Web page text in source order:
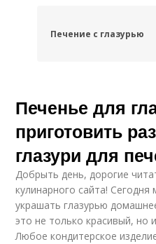
Печение с глазурью
Песочное печение
Печенье для
приготовить
глазури для
Добрыть день, дорогие
кулинарного сайта!
украшать глазурью
это не только красивый, но
Любое кондитерское